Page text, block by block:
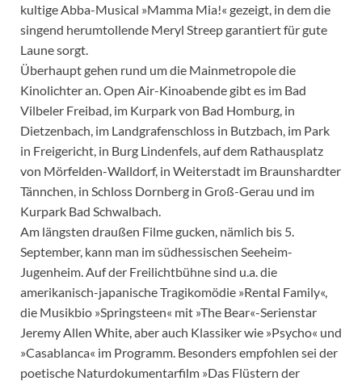
kultige Abba-Musical »Mamma Mia!« gezeigt, in dem die
singend herumtollende Meryl Streep garantiert für gute
Laune sorgt.
Überhaupt gehen rund um die Mainmetropole die
Kinolichter an. Open Air-Kinoabende gibt es im Bad
Vilbeler Freibad, im Kurpark von Bad Homburg, in
Dietzenbach, im Landgrafenschloss in Butzbach, im Park
in Freigericht, in Burg Lindenfels, auf dem Rathausplatz
von Mörfelden-Walldorf, in Weiterstadt im Braunshardter
Tännchen, in Schloss Dornberg in Groß-Gerau und im
Kurpark Bad Schwalbach.
Am längsten draußen Filme gucken, nämlich bis 5.
September, kann man im südhessischen Seeheim-
Jugenheim. Auf der Freilichtbühne sind u.a. die
amerikanisch-japanische Tragikomödie »Rental Family«,
die Musikbio »Springsteen« mit »The Bear«-Serienstar
Jeremy Allen White, aber auch Klassiker wie »Psycho« und
»Casablanca« im Programm. Besonders empfohlen sei der
poetische Naturdokumentarfilm »Das Flüstern der